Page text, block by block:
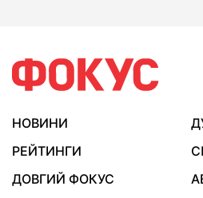
НОВИНИ
РЕЙТИНГИ
ДОВГИЙ ФОКУС